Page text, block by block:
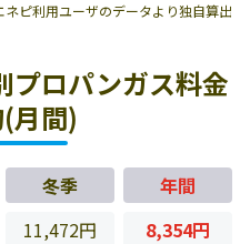
ピ利用ユーザのデータより独自算出
プロパンガス料金
月間)
冬季
年間
11,472円
8,354円